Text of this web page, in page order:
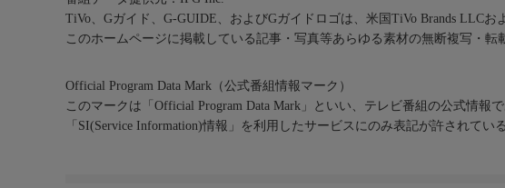
TiVo、Gガイド、G-GUIDE、およびGガイドロゴは、米国TiVo Brands LLC
このホームページに掲載している記事・写真等あらゆる素材の無断複写・転
Official Program Data Mark（公式番組情報マーク）
このマークは「Official Program Data Mark」といい、テレビ番組の公式情報
「SI(Service Information)情報」を利用したサービスにのみ表記が許されてい